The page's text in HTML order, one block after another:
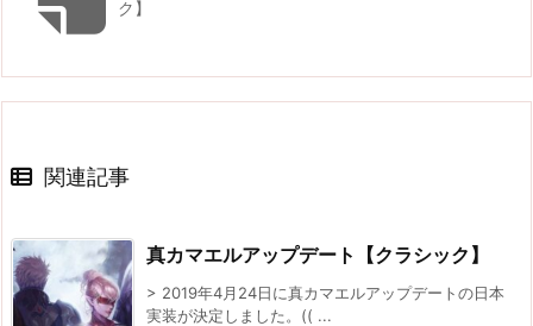
ク】
関連記事
真カマエルアップデート【クラシック】
> 2019年4月24日に真カマエルアップデートの日本
実装が決定しました。(( ...